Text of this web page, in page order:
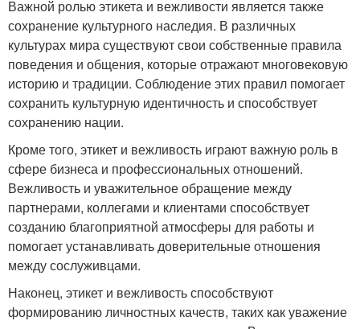
Важной ролью этикета и вежливости является также
сохранение культурного наследия. В различных
культурах мира существуют свои собственные правила
поведения и общения, которые отражают многовековую
историю и традиции. Соблюдение этих правил помогает
сохранить культурную идентичность и способствует
сохранению нации.
Кроме того, этикет и вежливость играют важную роль в
сфере бизнеса и профессиональных отношений.
Вежливость и уважительное обращение между
партнерами, коллегами и клиентами способствует
созданию благоприятной атмосферы для работы и
помогает устанавливать доверительные отношения
между сослуживцами.
Наконец, этикет и вежливость способствуют
формированию личностных качеств, таких как уважение